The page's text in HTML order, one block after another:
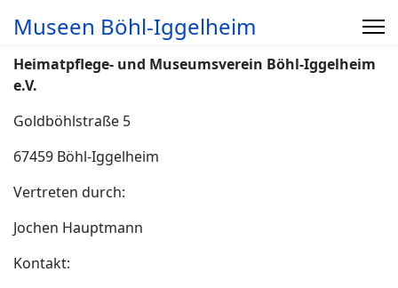
Museen Böhl-Iggelheim
Heimatpflege- und Museumsverein Böhl-Iggelheim
e.V.
Goldböhlstraße 5
67459 Böhl-Iggelheim
Vertreten durch:
Jochen Hauptmann
Kontakt: